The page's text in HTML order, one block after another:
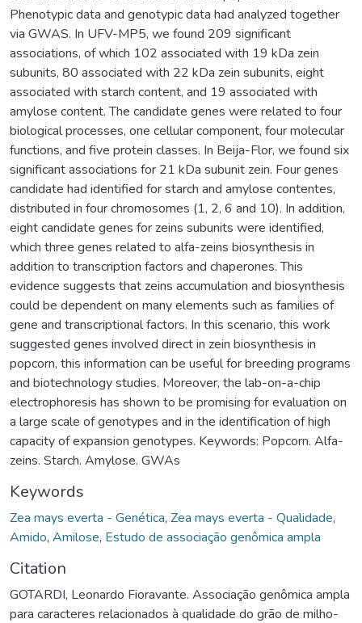
Phenotypic data and genotypic data had analyzed together
via GWAS. In UFV-MP5, we found 209 significant
associations, of which 102 associated with 19 kDa zein
subunits, 80 associated with 22 kDa zein subunits, eight
associated with starch content, and 19 associated with
amylose content. The candidate genes were related to four
biological processes, one cellular component, four molecular
functions, and five protein classes. In Beija-Flor, we found six
significant associations for 21 kDa subunit zein. Four genes
candidate had identified for starch and amylose contentes,
distributed in four chromosomes (1, 2, 6 and 10). In addition,
eight candidate genes for zeins subunits were identified,
which three genes related to alfa-zeins biosynthesis in
addition to transcription factors and chaperones. This
evidence suggests that zeins accumulation and biosynthesis
could be dependent on many elements such as families of
gene and transcriptional factors. In this scenario, this work
suggested genes involved direct in zein biosynthesis in
popcorn, this information can be useful for breeding programs
and biotechnology studies. Moreover, the lab-on-a-chip
electrophoresis has shown to be promising for evaluation on
a large scale of genotypes and in the identification of high
capacity of expansion genotypes. Keywords: Popcorn. Alfa-
zeins. Starch. Amylose. GWAs
Keywords
Zea mays everta - Genética, Zea mays everta - Qualidade,
Amido, Amilose, Estudo de associação genômica ampla
Citation
GOTARDI, Leonardo Fioravante. Associação genômica ampla
para caracteres relacionados à qualidade do grão de milho-